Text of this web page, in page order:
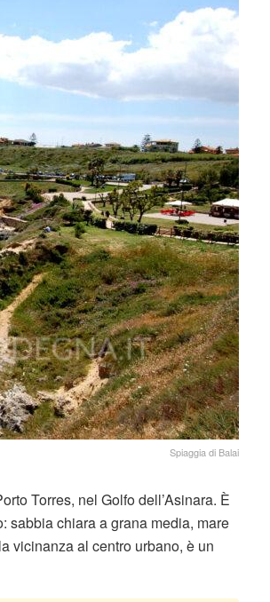
Spiaggia di Balai
Torres, nel Golfo dell’Asinara. È
sabbia chiara a grana media, mare
vicinanza al centro urbano, è un